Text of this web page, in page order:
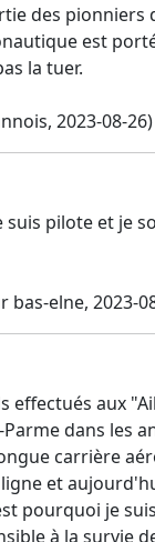
des pionniers
est
la tuer.
2023-08-26)
suis pilote et je
bas-elne, 2023-
effectués aux
dans les
carrière
et
pourquoi je suis
à la survie